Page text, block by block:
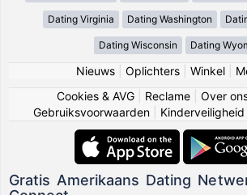
Dating Virginia Dating Washington
Dating Wisconsin Dating
Nieuws| Oplichters| Winkel|
Cookies & AVG
Reclame Over
Gebruiksvoorwaarden
Kinderveiligheid
Gratis Amerikaans Dating